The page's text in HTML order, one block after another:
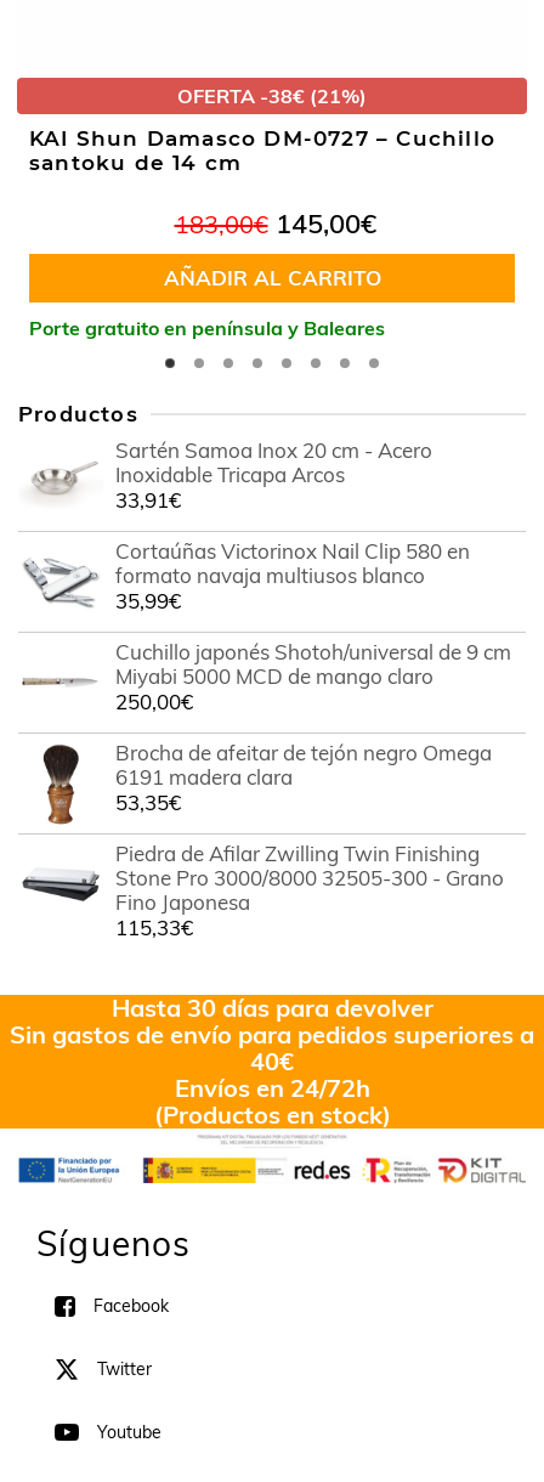
OFERTA -38€ (21%)
KAI Shun Damasco DM-0727 – Cuchillo
santoku de 14 cm
183,00€ El
precio
original
era:
183,00€.
145,00€El
precio
actual
es:
145,00€.
AÑADIR AL CARRITO
Porte gratuito en península y Baleares
Productos
Sartén Samoa Inox 20 cm - Acero
Inoxidable Tricapa Arcos
33,91€
Cortaúñas Victorinox Nail Clip 580 en
formato navaja multiusos blanco
35,99€
Cuchillo japonés Shotoh/universal de 9 cm
Miyabi 5000 MCD de mango claro
250,00€
Brocha de afeitar de tejón negro Omega
6191 madera clara
53,35€
Piedra de Afilar Zwilling Twin Finishing
Stone Pro 3000/8000 32505-300 - Grano
Fino Japonesa
115,33€
Hasta 30 días para devolver
Sin gastos de envío para pedidos superiores a
40€
Envíos en 24/72h
(Productos en stock)
Síguenos
Facebook
Twitter
Youtube